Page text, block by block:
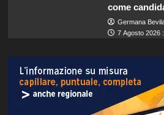
come
Germana
7 Agosto 2026